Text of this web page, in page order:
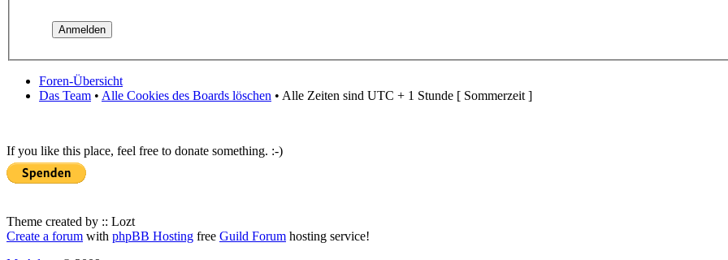
Foren-Übersicht
Das Team • Alle Cookies des Boards löschen • Alle Zeiten sind UTC + 1 Stunde [ Sommerzeit ]
If you like this place, feel free to donate something. :-)
Theme created by :: Lozt
Create a forum with phpBB Hosting free Guild Forum hosting service!